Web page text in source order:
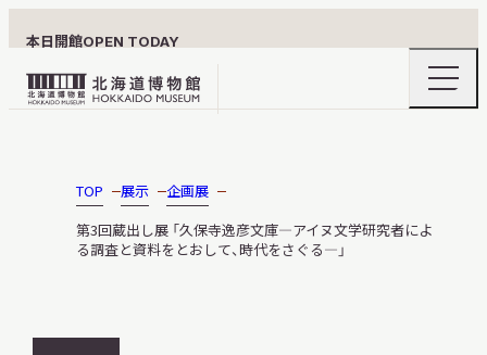
本日開館OPEN TODAY
北
ナ
ビ
TOP 展示
企画展
第3回蔵出し展 「久保寺逸彦文庫―アイヌ文学研究者によ
る調査と資料をとおして、時代をさぐる―」